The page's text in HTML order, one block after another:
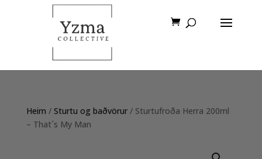
Heim / Sturtu og baðvörur/ Sturtufroða Herra 200ml
– That´s My Man